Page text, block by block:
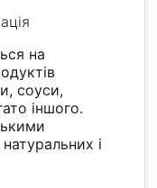
на
соуси,
іншого.
і